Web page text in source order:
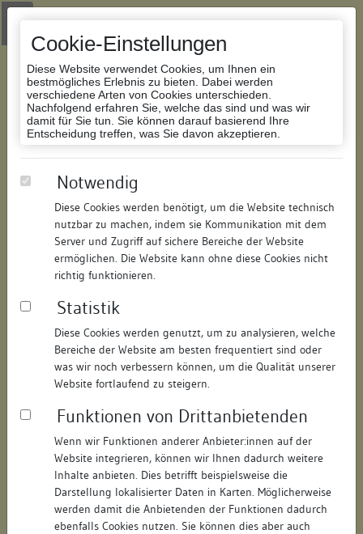
Cookie-Einstellungen
Diese Website verwendet Cookies, um Ihnen ein
bestmögliches Erlebnis zu bieten. Dabei werden
verschiedene Arten von Cookies unterschieden.
Nachfolgend erfahren Sie, welche das sind und was wir
damit für Sie tun. Sie können darauf basierend Ihre
Entscheidung treffen, was Sie davon akzeptieren.
Notwendig
Diese Cookies werden benötigt, um die Website technisch
nutzbar zu machen, indem sie Kommunikation mit dem
Server und Zugriff auf sichere Bereiche der Website
ermöglichen. Die Website kann ohne diese Cookies nicht
richtig funktionieren.
Statistik
Diese Cookies werden genutzt, um zu analysieren, welche
Bereiche der Website am besten frequentiert sind oder
was wir noch verbessern können, um die Qualität unserer
Website fortlaufend zu steigern.
Funktionen von Drittanbietenden
Wenn wir Funktionen anderer Anbieter:innen auf der
Website integrieren, können wir Ihnen dadurch weitere
Inhalte anbieten. Dies betrifft beispielsweise die
Darstellung lokalisierter Daten in Karten. Möglicherweise
werden damit die Anbietenden der Funktionen dadurch
ebenfalls Cookies nutzen. Sie können dies aber auch
Zur Navigation springen
Zum Inhalt der Website springen
Datenbank Bauforschung/Restaurierung
186985124115/Datum:04.05.2016
Datenbestand:
Bauforschung und Restaurierung
Als PDF herunterladen:
Objektdaten
Straße: Hauptstraße
Hausnummer: 6
Postleitzahl: 74354
Stadt-Teilort: Besigheim
Regierungsbezirk: Stuttgart
Ludwigsburg (Landkreis)